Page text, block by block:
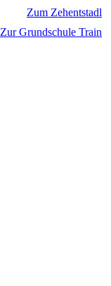
Zum Zehentstadl
Zur Grundschule Train